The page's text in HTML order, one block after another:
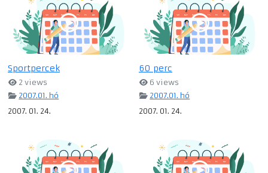
Sportpercek
2 views
2007.01. hó
2007. 01. 24.
60 perc
6 views
2007.01. hó
2007. 01. 24.